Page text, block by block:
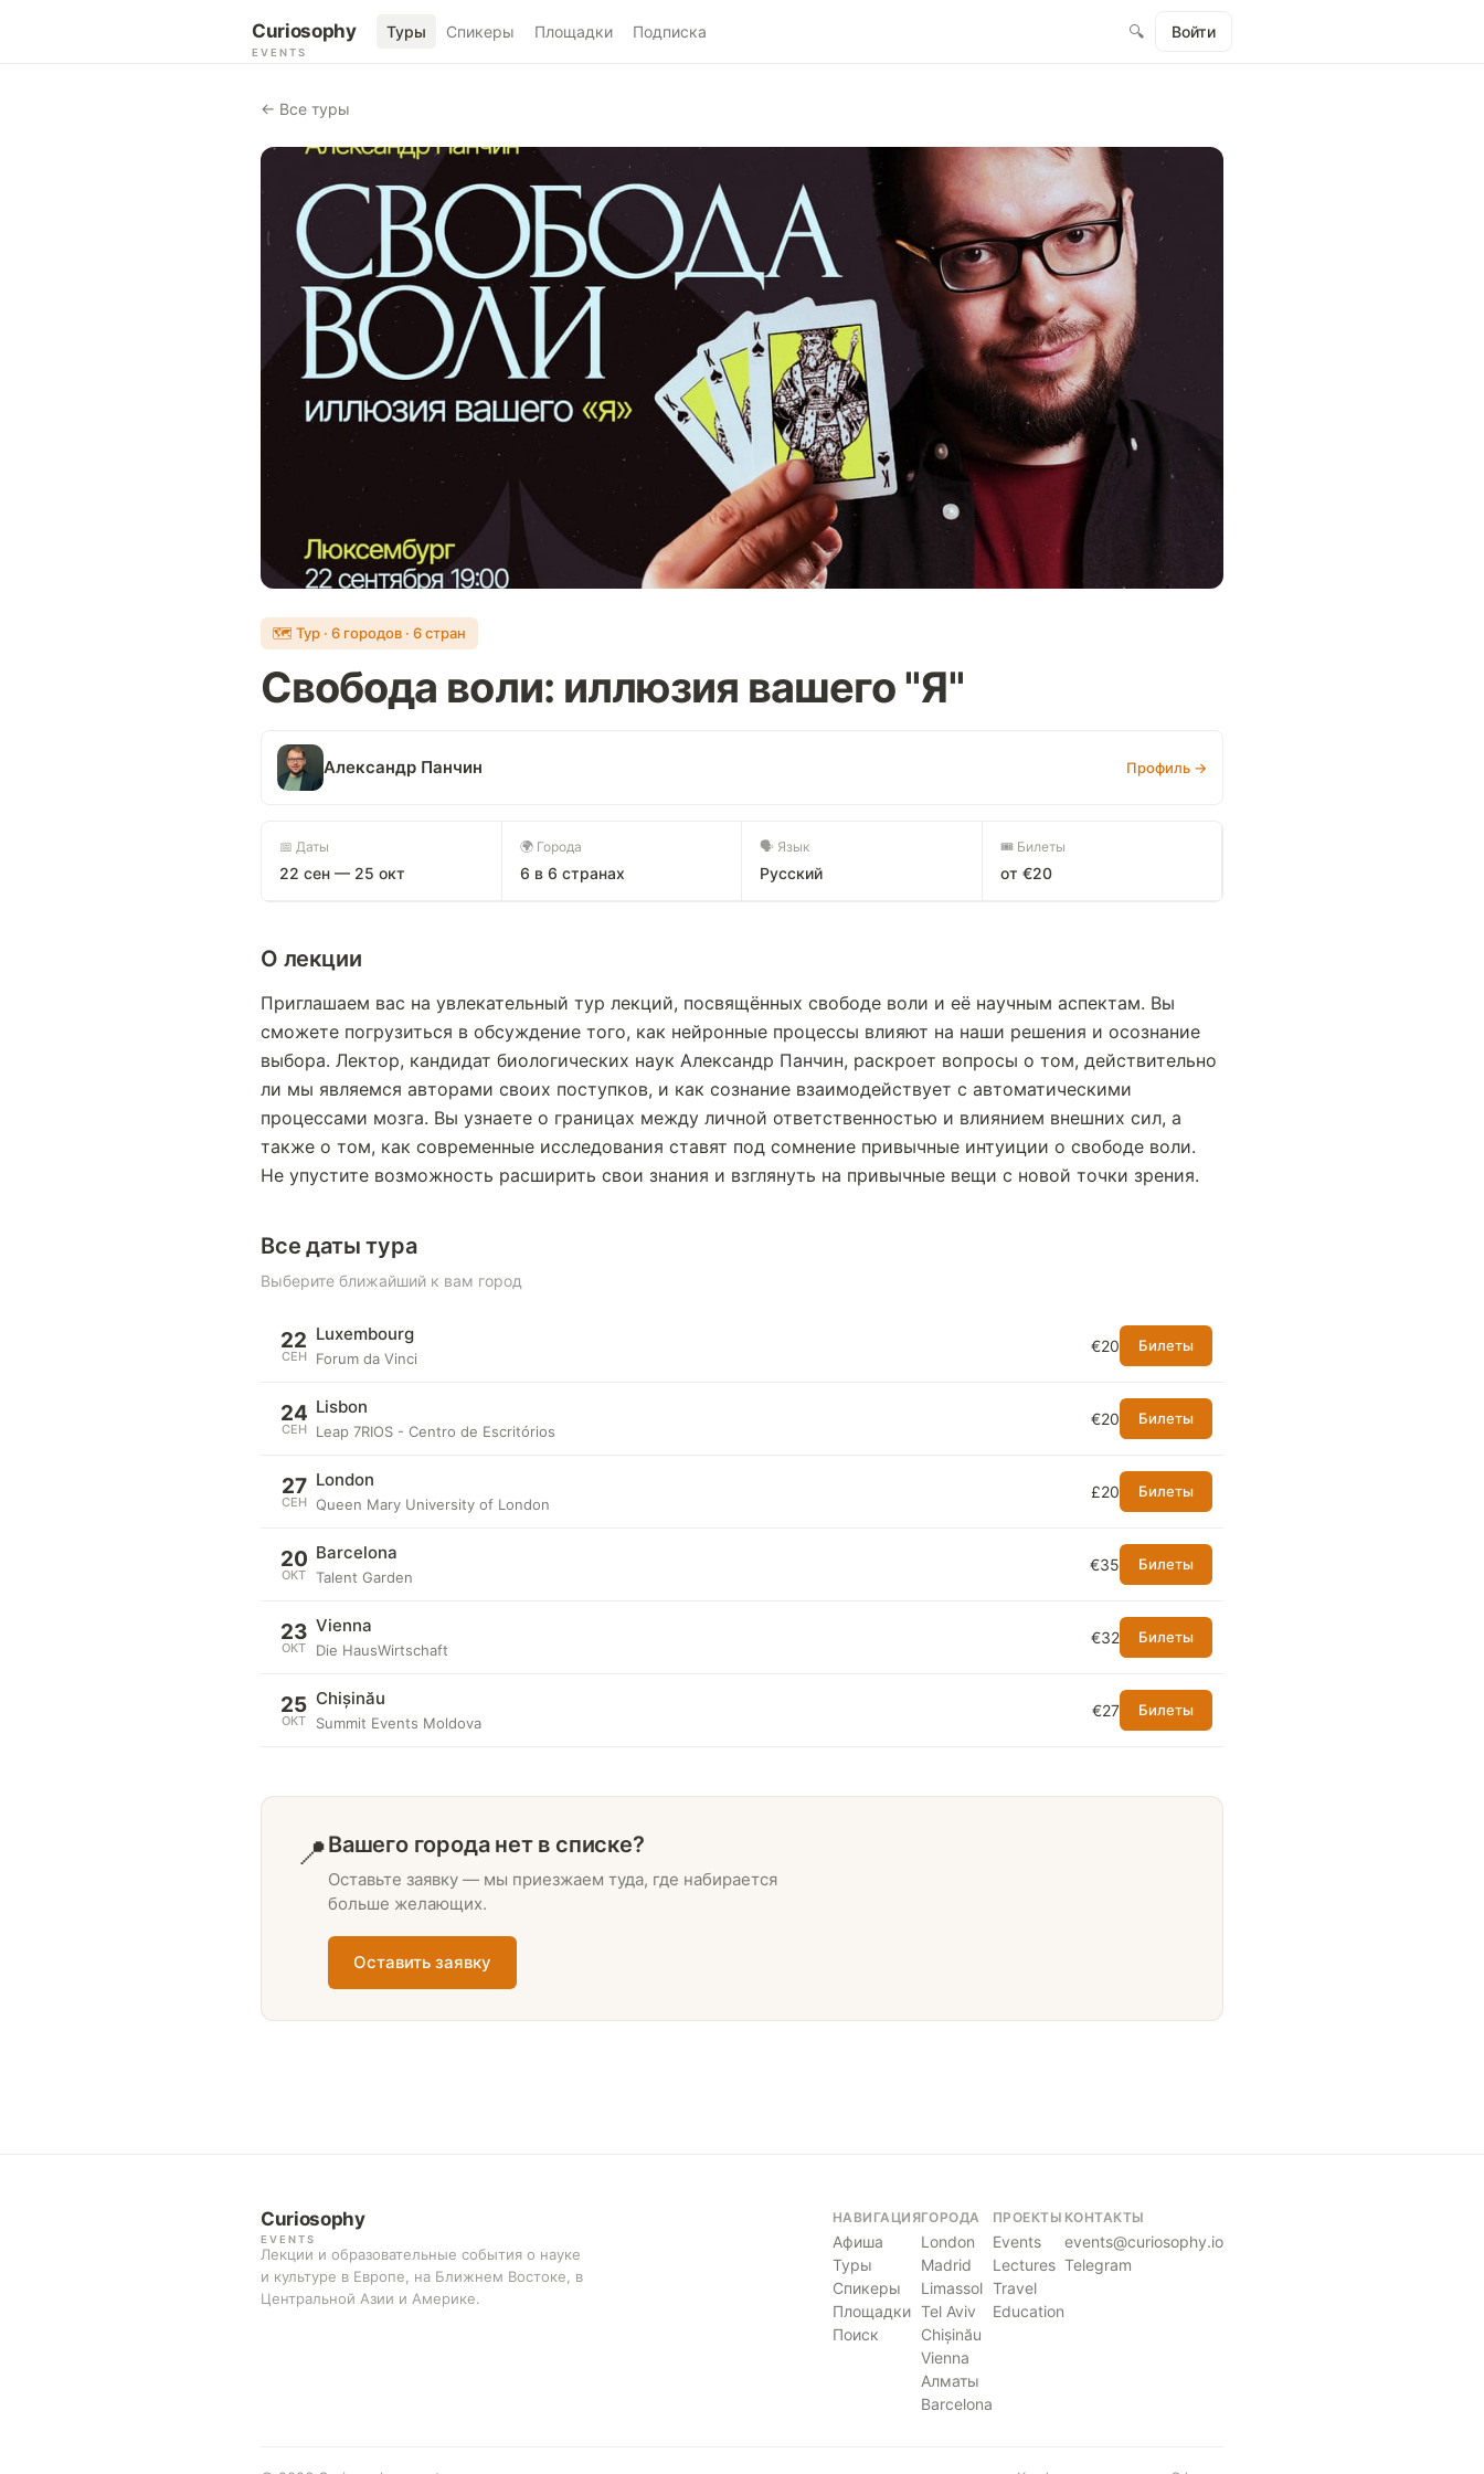
Curiosophy
EVENTS
Туры Спикеры Площадки Подписка 🔍 Войти
← Все туры
🗺 Тур · 6 городов · 6 стран
Свобода воли: иллюзия вашего "Я"
Александр Панчин Профиль →
📅 Даты
22 сен — 25 окт
🌍 Города
6 в 6 странах
🗣 Язык
Русский
🎟 Билеты
от €20
О лекции
Приглашаем вас на увлекательный тур лекций, посвящённых свободе воли и её научным аспектам. Вы
сможете погрузиться в обсуждение того, как нейронные процессы влияют на наши решения и осознание
выбора. Лектор, кандидат биологических наук Александр Панчин, раскроет вопросы о том, действительно
ли мы являемся авторами своих поступков, и как сознание взаимодействует с автоматическими
процессами мозга. Вы узнаете о границах между личной ответственностью и влиянием внешних сил, а
также о том, как современные исследования ставят под сомнение привычные интуиции о свободе воли.
Не упустите возможность расширить свои знания и взглянуть на привычные вещи с новой точки зрения.
Все даты тура
Выберите ближайший к вам город
22
СЕН
Luxembourg
Forum da Vinci
€20 Билеты
24
СЕН
Lisbon
Leap 7RIOS - Centro de Escritórios
€20 Билеты
27
СЕН
London
Queen Mary University of London
£20 Билеты
20
ОКТ
Barcelona
Talent Garden
€35 Билеты
23
ОКТ
Vienna
Die HausWirtschaft
€32 Билеты
25
ОКТ
Chișinău
Summit Events Moldova
€27 Билеты
📍Вашего города нет в списке?
Оставьте заявку — мы приезжаем туда, где набирается
больше желающих.
Оставить заявку
Curiosophy
EVENTS
Лекции и образовательные события о науке
и культуре в Европе, на Ближнем Востоке, в
Центральной Азии и Америке.
НАВИГАЦИЯ
Афиша
Туры
Спикеры
Площадки
Поиск
ГОРОДА
London
Madrid
Limassol
Tel Aviv
Chișinău
Vienna
Алматы
Barcelona
ПРОЕКТЫ
Events
Lectures
Travel
Education
КОНТАКТЫ
events@curiosophy.io
Telegram